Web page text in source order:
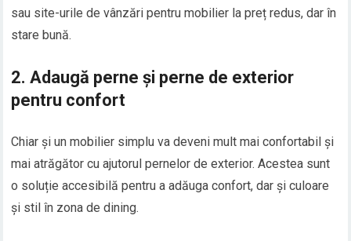
sau site-urile de vânzări pentru mobilier la preț redus, dar în
stare bună.
2.Adaugă perne și perne de exterior
pentru confort
Chiar și un mobilier simplu va deveni mult mai confortabil și
mai atrăgător cu ajutorul pernelor de exterior. Acestea sunt
o soluție accesibilă pentru a adăuga confort, dar și culoare
și stil în zona de dining.